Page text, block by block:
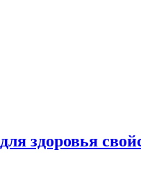
здоровья